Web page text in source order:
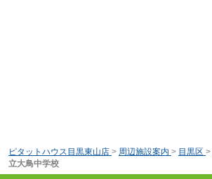
ピタットハウス目黒東山店 > 周辺施設案内 > 目黒区 >
立大鳥中学校